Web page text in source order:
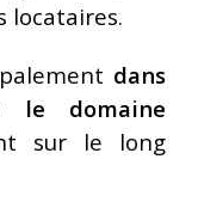
locataires.
dans
le domaine
sur le long